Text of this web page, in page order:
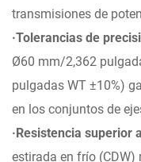
transmisiones de
·Tolerancias de
Ø60 mm/2,362
pulgadas WT ±10%)
en los conjuntos de
·Resistencia superior
estirada en frío